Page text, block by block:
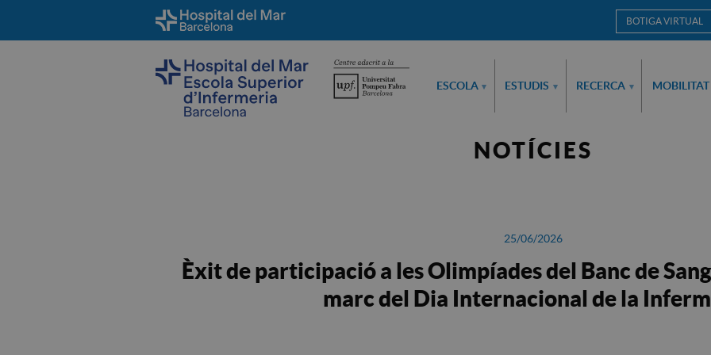
BOTIGA VIRTUAL
ESCOLA ▾ ESTUDIS ▾ RECERCA ▾ MOBILITAT
NOTÍCIES
25/06/2026
Èxit de participació a les Olimpíades del Banc de
marc del Dia Internacional de la